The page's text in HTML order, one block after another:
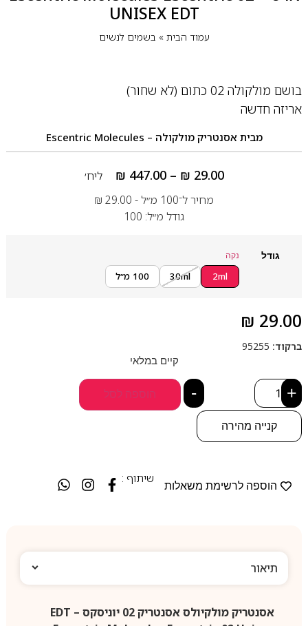
UNISEX EDT
עמוד הבית» בשמים לנשים
בושם מולקולה 02 כתום (לא שחור)
אריזה חדשה
מבית אסנטריק מולקולה – Escentric Molecules
₪ 29.00
–
₪ 447.00
ליח׳
מחיר ל־100 מ״ל -
₪ 29.00
גודל מ״ל: 100
גודל נקה
2ml
30ml 100 מ״ל
₪ 29.00
ברקוד: 95255
קיים במלאי
- + הוספה לסל
קנייה מהירה
הוספה לרשימת משאלות
שיתוף :
תיאור
אסנטריק מולקיולס אסנטריק 02 יוניסקס EDT –